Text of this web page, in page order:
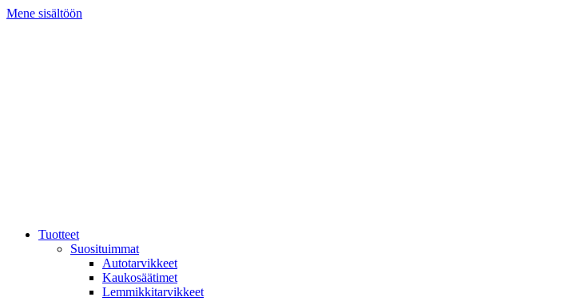
Mene sisältöön
Tuotteet
Suosituimmat
Autotarvikkeet
Kaukosäätimet
Lemmikkitarvikkeet